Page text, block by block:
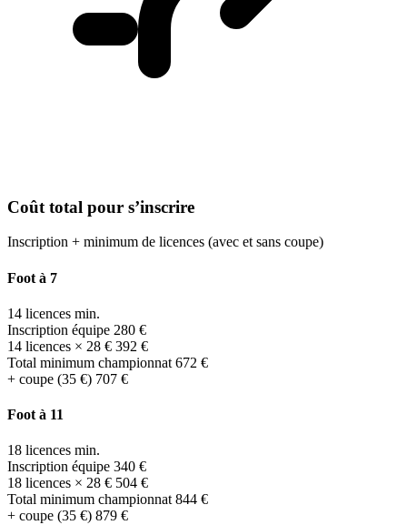
Coût total pour s’inscrire
Inscription + minimum de licences (avec et sans coupe)
Foot à 7
14 licences min.
Inscription équipe 280 €
14 licences × 28 € 392 €
Total minimum championnat 672 €
+ coupe (35 €) 707 €
Foot à 11
18 licences min.
Inscription équipe 340 €
18 licences × 28 € 504 €
Total minimum championnat 844 €
+ coupe (35 €) 879 €